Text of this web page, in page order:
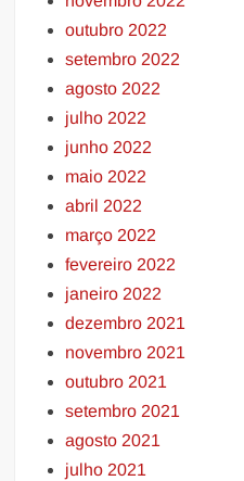
outubro 2022
setembro 2022
agosto 2022
julho 2022
junho 2022
maio 2022
abril 2022
março 2022
fevereiro 2022
janeiro 2022
dezembro 2021
novembro 2021
outubro 2021
setembro 2021
agosto 2021
julho 2021